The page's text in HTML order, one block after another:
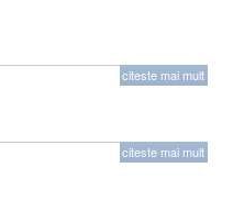
citeste mai mult
citeste mai mult